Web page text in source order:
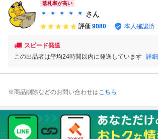
落札率が高い
＊ ＊ ＊ ＊ ＊ さん
評価 9080 本人確認済
スピード発送
この出品者は平均24時間以内に発送しています 詳細
※商品削除などのお問い合わせはこちら